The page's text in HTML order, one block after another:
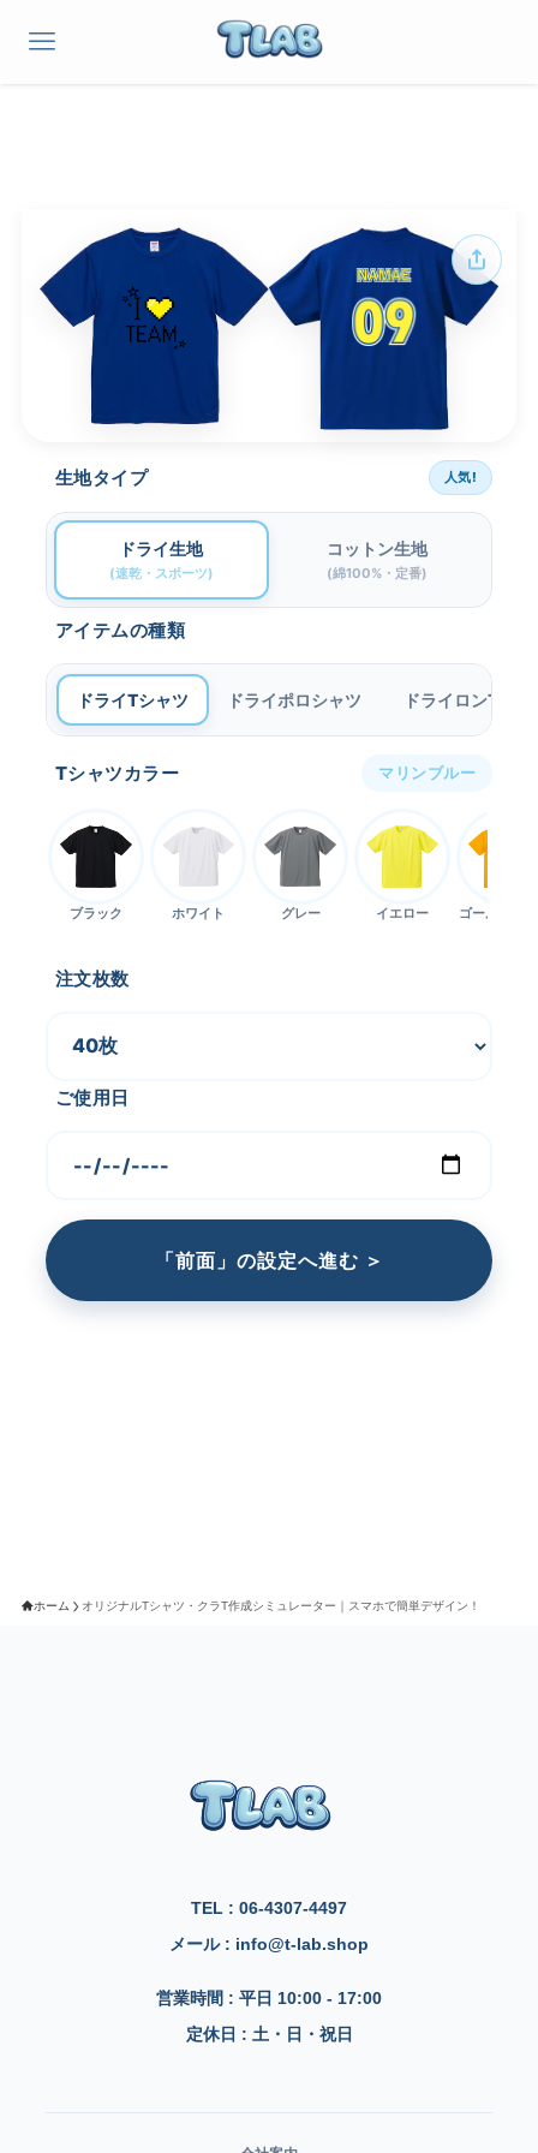
生地タイプ 人気!
ドライ生地
(速乾・スポーツ)
コットン生地
(綿100%・定番)
アイテムの種類
ドライTシャツ ドライポロシャツ ドライ ロンT
Tシャツカラー マリンブルー
ブラック ホワイト グレー イエロー
ゴールドオ
注文枚数
ご使用日
「前面」の設定へ進む ＞
ホーム オリジナルTシャツ・クラT作成シミュレーター｜スマホで簡単デザイン！
TEL : 06-4307-4497
メール : info@t-lab.shop
営業時間 : 平日 10:00 - 17:00
定休日 : 土・日・祝日